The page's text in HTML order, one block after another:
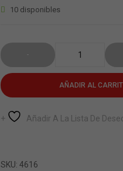
clientes10 disponibles
AÑADIR AL
Añadir A La Lista De
SKU: 4616